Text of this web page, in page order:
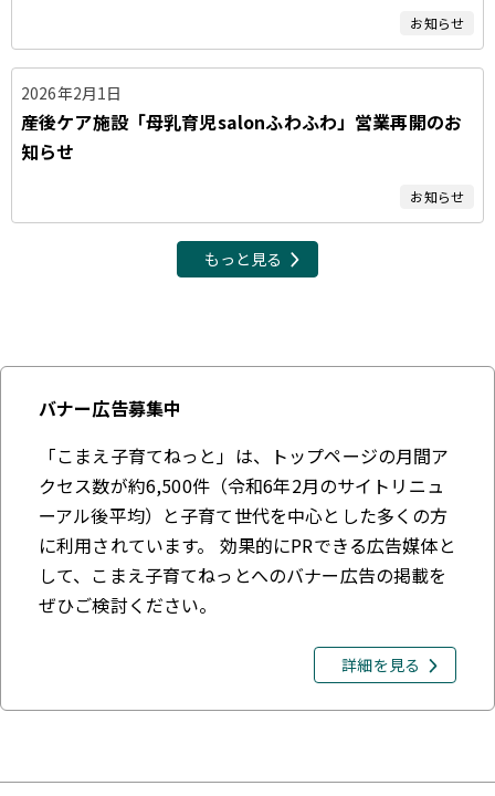
お知らせ
2026年2月1日
産後ケア施設「母乳育児salonふわふわ」営業再開のお
知らせ
お知らせ
もっと見る
バナー広告募集中
「こまえ子育てねっと」は、トップページの月間ア
クセス数が約6,500件（令和6年2月のサイトリニュ
ーアル後平均）と子育て世代を中心とした多くの方
に利用されています。 効果的にPRできる広告媒体と
して、こまえ子育てねっとへのバナー広告の掲載を
ぜひご検討ください。
詳細を見る